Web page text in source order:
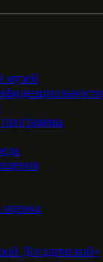
музей
Догадинской»